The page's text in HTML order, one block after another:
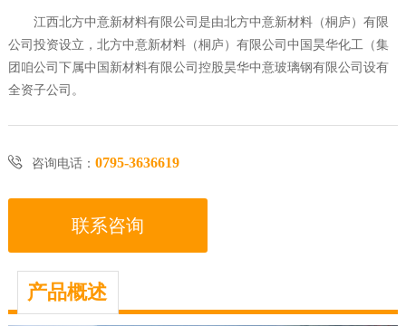
江西北方中意新材料有限公司是由北方中意新材料（桐庐）有限
公司投资设立，北方中意新材料（桐庐）有限公司中国昊华化工（集
团咱公司下属中国新材料有限公司控股昊华中意玻璃钢有限公司设有
全资子公司。
 咨询电话： 0795-3636619
联系咨询
产品概述